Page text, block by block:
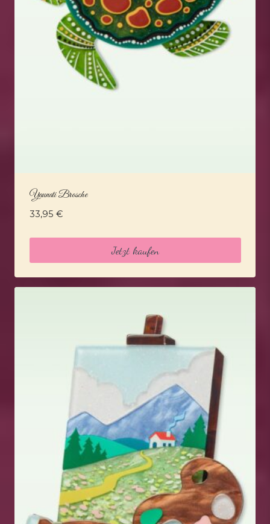
Yaunati Brosche
33,95 €
Jetzt kaufen